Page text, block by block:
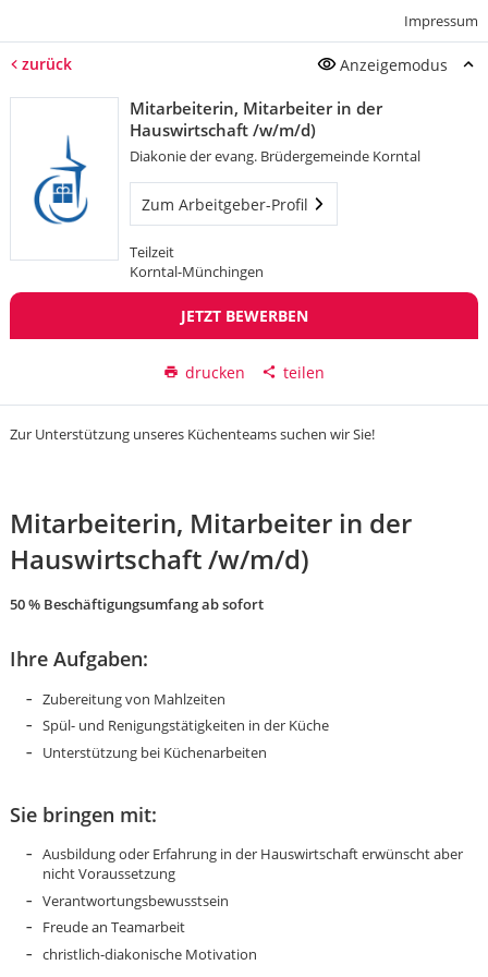
Impressum
zurück Anzeigemodus
Mitarbeiterin, Mitarbeiter in der
Hauswirtschaft /w/m/d)
Diakonie der evang. Brüdergemeinde Korntal
Zum Arbeitgeber-Profil
Teilzeit
Korntal-Münchingen
JETZT BEWERBEN
drucken teilen
Zur Unterstützung unseres Küchenteams suchen wir Sie!
Mitarbeiterin, Mitarbeiter in der
Hauswirtschaft /w/m/d)
50 % Beschäftigungsumfangab sofort
Ihre Aufgaben:
Zubereitung von Mahlzeiten
Spül- und Renigungstätigkeiten in der Küche
Unterstützung bei Küchenarbeiten
Sie bringen mit:
Ausbildung oder Erfahrung in der Hauswirtschaft erwünscht aber
nicht Voraussetzung
Verantwortungsbewusstsein
Freude an Teamarbeit
christlich-diakonische Motivation